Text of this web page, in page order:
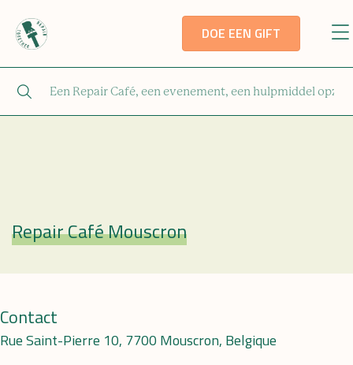
DOE EEN GIFT
Repair Café
Repair Café Mouscron
Contact
Rue Saint-Pierre 10, 7700 Mouscron, Belgique